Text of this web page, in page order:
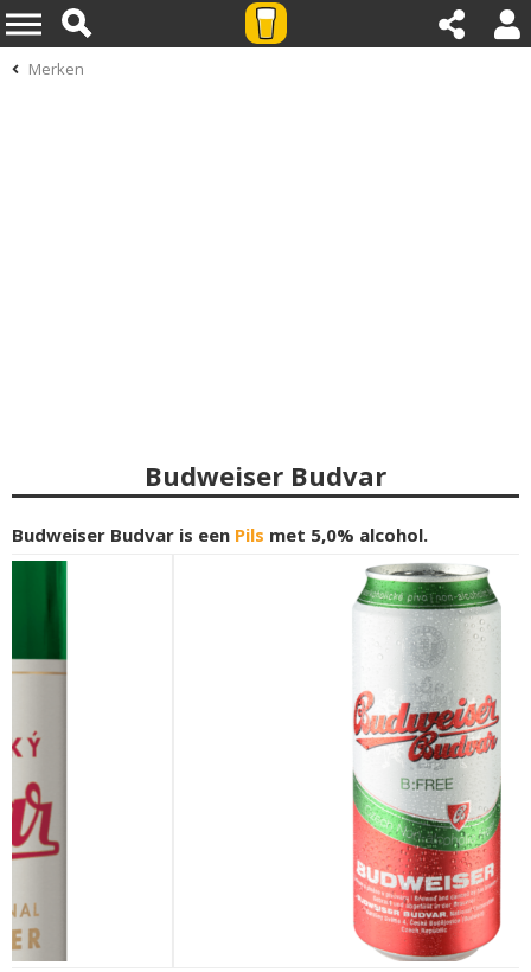
Merken
Budweiser Budvar
Budweiser Budvar is een Pils met 5,0% alcohol.